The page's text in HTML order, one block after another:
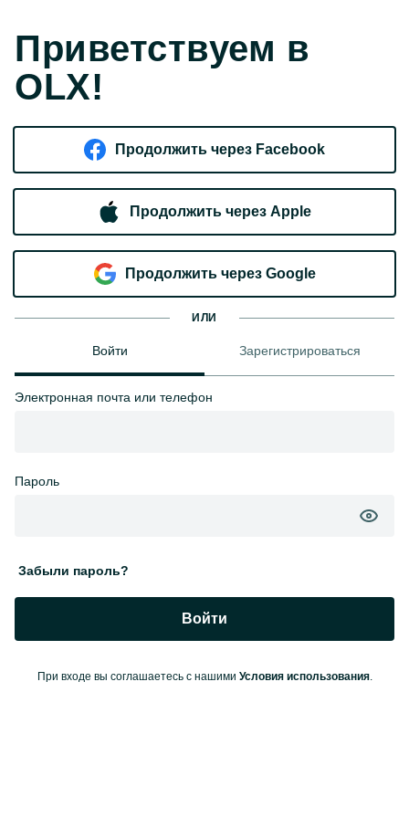
Приветствуем в
OLX!
Продолжить через Facebook
Продолжить через Apple
Продолжить через Google
ИЛИ
Войти Зарегистрироваться
Электронная почта или телефон
Пароль
Забыли пароль?
Войти
При входе вы соглашаетесь с нашими Условия использования.